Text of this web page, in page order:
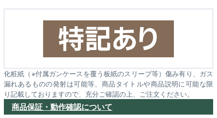
化粧紙（※付属ガンケースを覆う板紙のスリーブ等）傷み有り、ガス
漏れあるものの発射は可能等、商品タイトルや商品説明に可能な限
り記載しておりますので、充分ご確認の上、ご注文ください。
商品保証・動作確認について